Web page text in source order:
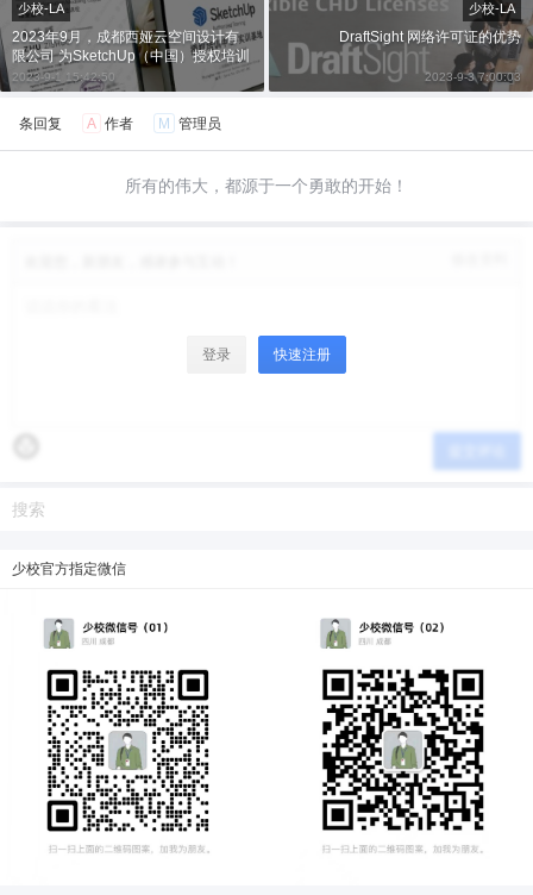
¥
少校-LA
2023年9月，成都西娅云空间设计有
限公司 为SketchUp（中国）授权培训
中心教育推广合作伙伴
2023-9-1 15:42:50
少校-LA
DraftSight 网络许可证的优势
2023-9-3 7:00:03
条回复 A 作者 M 管理员
所有的伟大，都源于一个勇敢的开始！
登录 快速注册
少校官方指定微信
限。
6位以上